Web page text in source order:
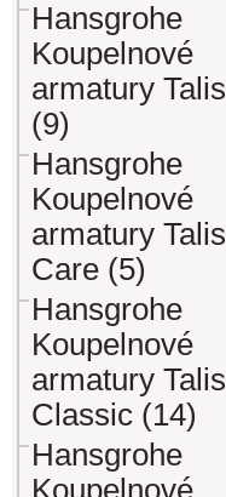
Hansgrohe
Koupelnové
armatury Talis
(9)
Hansgrohe
Koupelnové
armatury Talis
Care (5)
Hansgrohe
Koupelnové
armatury Talis
Classic (14)
Hansgrohe
Koupelnové